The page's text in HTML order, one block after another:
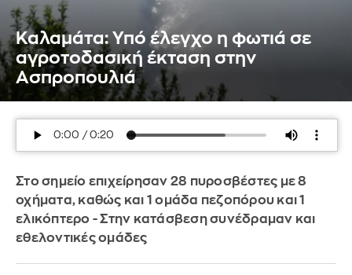
Καλαμάτα: Υπό έλεγχο η φωτιά σε
αγροτοδασική έκταση στην
Ασπροπουλιά
Στο σημείο επιχείρησαν 28 πυροσβέστες με 8
οχήματα, καθώς και 1 ομάδα πεζοπόρου και 1
ελικόπτερο - Στην κατάσβεση συνέδραμαν και
εθελοντικές ομάδες